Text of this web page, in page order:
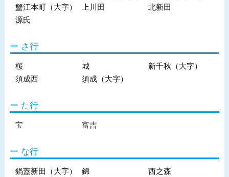
蟹江本町（大字）
上川田
北新田
源氏
さ行
桜 城
新千秋（大字）
須成西
須成（大字）
た行
宝 富吉
な行
鍋蓋新田（大字） 錦
西之森